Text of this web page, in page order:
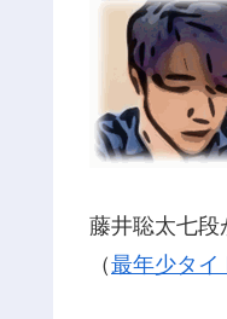
藤井聡太七段
（最年少タイ